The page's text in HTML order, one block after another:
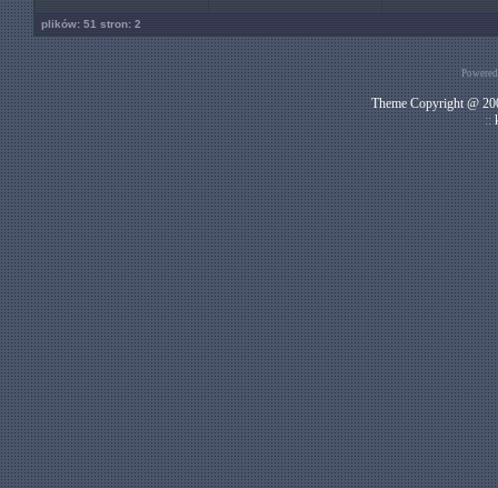
plików: 51 stron: 2
Theme Copyright @
::